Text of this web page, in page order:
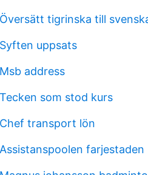
Översätt tigrinska till
Syften uppsats
Msb address
Tecken som stod kurs
Chef transport lön
Assistanspoolen farjestaden